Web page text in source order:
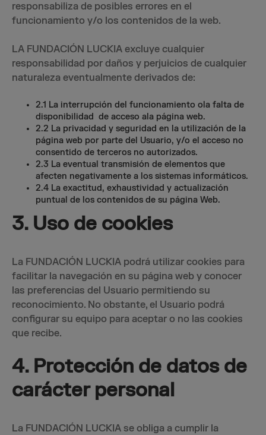
responsabiliza de posibles errores en el
funcionamiento y/o los contenidos de la web.
LA FUNDACIÓN LUCKIA excluye cualquier
responsabilidad por daños y perjuicios de cualquier
naturaleza eventualmente derivados de:
2.1 La interrupción del funcionamiento ola falta de
disponibilidad de acceso ala página web.
2.2 La privacidad y seguridad en la utilización de la
página web por parte del Usuario, y/o el acceso no
consentido de terceros no autorizados.
2.3 La eventual transmisión de elementos que
afecten negativamente a los sistemas informáticos.
2.4 La exactitud, exhaustividad y actualización
puntual de los contenidos de su página Web.
3. Uso de cookies
La FUNDACIÓN LUCKIA podrá utilizar cookies para
facilitar la navegación en su página web y conocer
las preferencias del Usuario permitiendo su
reconocimiento. No obstante, el Usuario podrá
configurar su equipo para aceptar o no las cookies
que recibe.
4. Protección de datos de
carácter personal
La FUNDACIÓN LUCKIA se obliga a cumplir la